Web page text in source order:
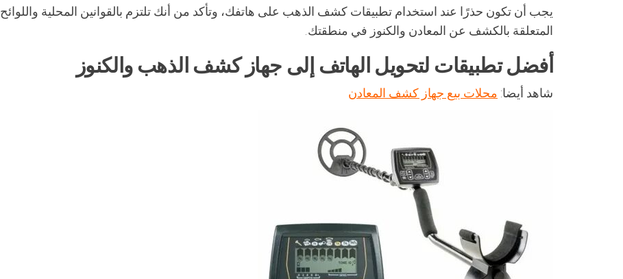
يجب أن تكون حذرًا عند استخدام تطبيقات كشف الذهب على هاتفك، وتأكد من أنك تلتزم بالقوانين المحلية واللوائح
المتعلقة بالكشف عن المعادن والكنوز في منطقتك.
أفضل تطبيقات لتحويل الهاتف إلى جهاز كشف الذهب والكنوز
شاهد أيضا: محلات بيع جهاز كشف المعادن